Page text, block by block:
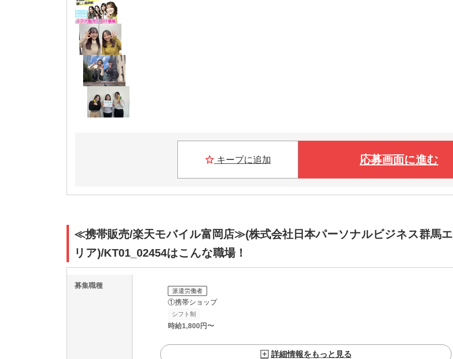
キープに追加 応募画面に進む
≪携帯販売/楽天モバイル富岡店≫(株式会社日本パーソナルビジネス群馬エ
リア)/KT01_02454はこんな職場！
募集職種
派遣労働者
①携帯ショップ
シフト制
時給1,800円〜
詳細情報をもっと見る